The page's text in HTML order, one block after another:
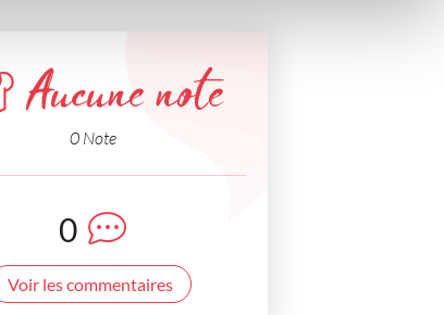
Aucune note
0 Note
0
Voir les commentaires